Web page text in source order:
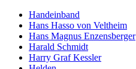
Handeinband
Hans Hasso von Veltheim
Hans Magnus Enzensberger
Harald Schmidt
Harry Graf Kessler